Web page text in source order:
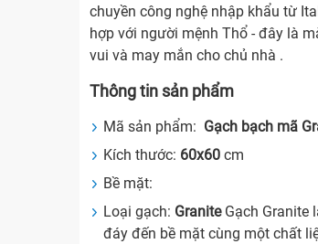
chuyền công nghệ nhập khẩu từ
hợp với người mệnh Thổ - đây là
vui và may mắn cho chủ nhà .
Thông tin sản phẩm
Mã sản phẩm: Gạch bạch mã
Kích thước: 60x60 cm
Bề mặt:
Loại gạch: Granite Gạch Granite
đáy đến bề mặt cùng một chất